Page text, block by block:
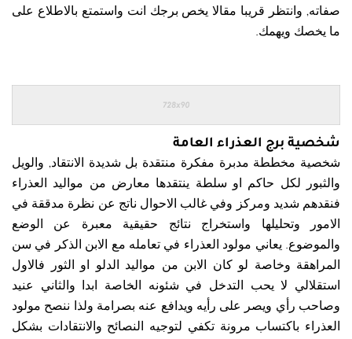
صفاته, وانتظر قريبا مقالا يخص برجك انت واستمتع بالاطلاع على
ما يخصك ويهمك.
شخصية برج العذراء العامة
شخصية مخططة مدبرة مفكرة منتقدة بل شديدة الانتقاد, والويل
والثبور لكل حاكم او سلطة ينتقدها معارض من مواليد العذراء
فنقدهم شديد ومركز وفي غالب الاحوال ناتج عن نظرة مدققة في
الامور وتحليلها واستخراج نتائج حقيقية معبرة عن الوضع
والموضوع. يعاني مولود العذراء في تعامله مع الابن الذكر في سن
المراهقة وخاصة لو كان الابن من مواليد الدلو او الثور فالاول
استقلالي لا يحب التدخل في شئونه الخاصة ابدا والثاني عنيد
وصاحب رأي ويصر على رأيه ويدافع عنه بصرامة ولذا ننصح مولود
العذراء باكتساب مرونة تكفي لتوجيه النصائح والانتقادات بشكل